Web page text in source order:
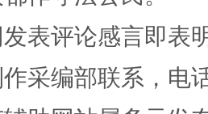
表评论感言即表
采编部联系，电